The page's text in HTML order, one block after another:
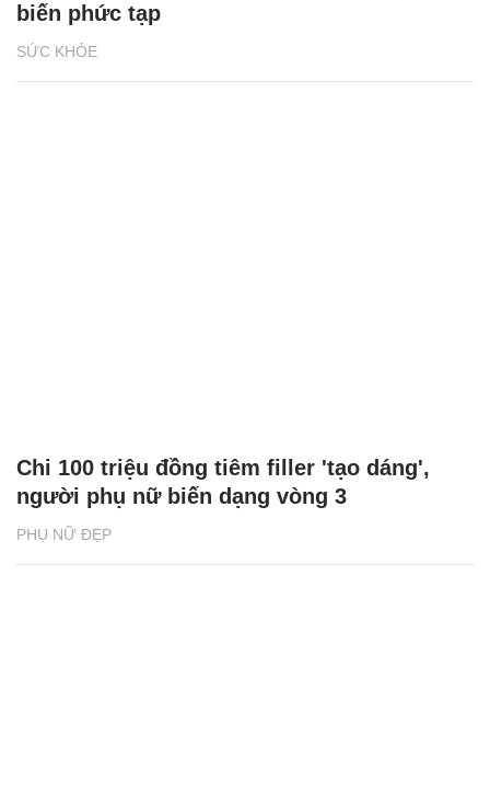
SỨC KHỎE
biến phức tạp
PHỤ NỮ ĐẸP
Chi 100 triệu đồng tiêm filler 'tạo dáng',
người phụ nữ biến dạng vòng 3